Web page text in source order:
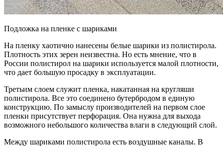
Подложка на пленке с шариками
На пленку хаотично нанесены белые шарики из полистирола.
Плотность этих зерен неизвестна. Но есть мнение, что в
России полистирол на шарики используется малой плотности,
что дает большую просадку в эксплуатации.
Третьим слоем служит пленка, накатанная на кругляши
полистирола. Все это соединено бутербродом в единую
конструкцию. По замыслу производителей на первом слое
пленки присутствует перфорация. Она нужна для выхода
возможного небольшого количества влаги в следующий слой.
Между шариками полистирола есть воздушные каналы. В